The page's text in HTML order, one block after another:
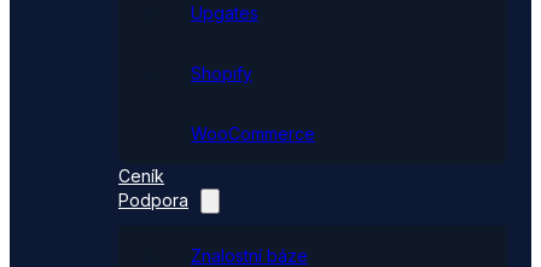
Upgates
Shopify
WooCommerce
Ceník
Podpora
Znalostní báze